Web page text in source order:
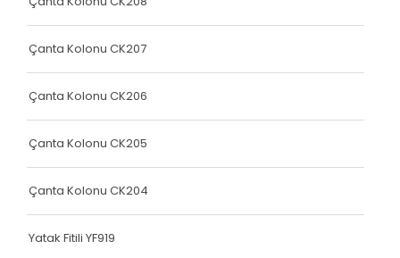
Yatak Fitili
Yatak Fitili
Yatak Fitili
Yatak Fitili
Terlik Kolonu
Çanta Kolonu CK207
Çanta Kolonu CK206
Çanta Kolonu CK205
Çanta Kolonu CK204
Yatak Fitili YF919